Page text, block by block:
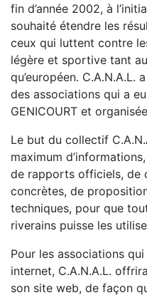
fin d’année 2002, à
souhaité étendre les
ceux qui luttent contre
légère et sportive tant
qu’européen.
des associations qui a
GENICOURT et
Le but du collectif
maximum
de rapports officiels, de
concrètes, de
techniques, pour que
riverains puisse les
Pour les associations
internet, C.A.N.A.L.
son site web, de façon